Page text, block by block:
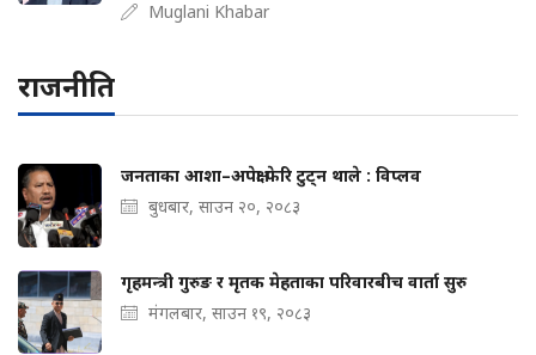
Muglani Khabar
राजनीति
जनताका आशा–अपेक्षा फेरि टुट्न थाले : विप्लव
बुधबार, साउन २०, २०८३
गृहमन्त्री गुरुङ र मृतक मेहताका परिवारबीच वार्ता सुरु
मंगलबार, साउन १९, २०८३